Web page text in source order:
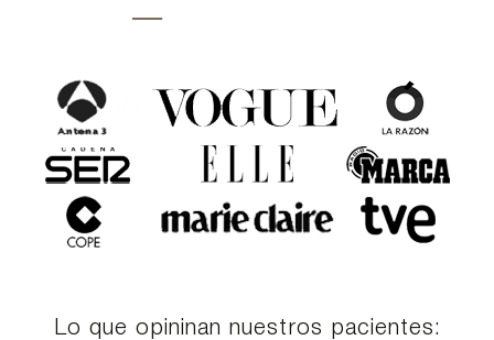
Lo que opininan nuestros pacientes: